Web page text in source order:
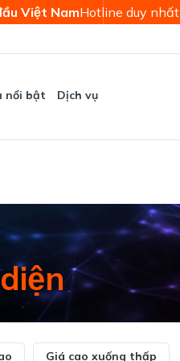
Việt NamHotline duy nhất
nổi bật Dịch vụ
Giá cao xuống thấp